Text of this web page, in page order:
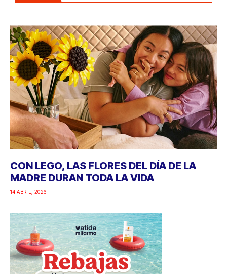
CON LEGO, LAS FLORES DEL DÍA DE LA
MADRE DURAN TODA LA VIDA
14 ABRIL, 2026